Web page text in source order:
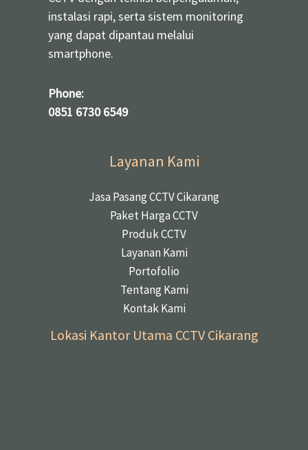
instalasi rapi, serta sistem monitoring
yang dapat dipantau melalui
smartphone.
Phone:
0851 6730 6549
Layanan Kami
Jasa Pasang CCTV Cikarang
Paket Harga CCTV
Produk CCTV
Layanan Kami
Portofolio
Tentang Kami
Kontak Kami
Lokasi Kantor Utama CCTV Cikarang